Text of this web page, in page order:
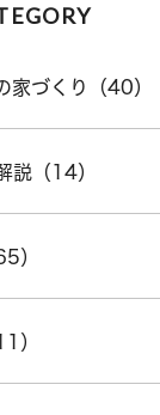
家づくり（40）
説（14）
）
）